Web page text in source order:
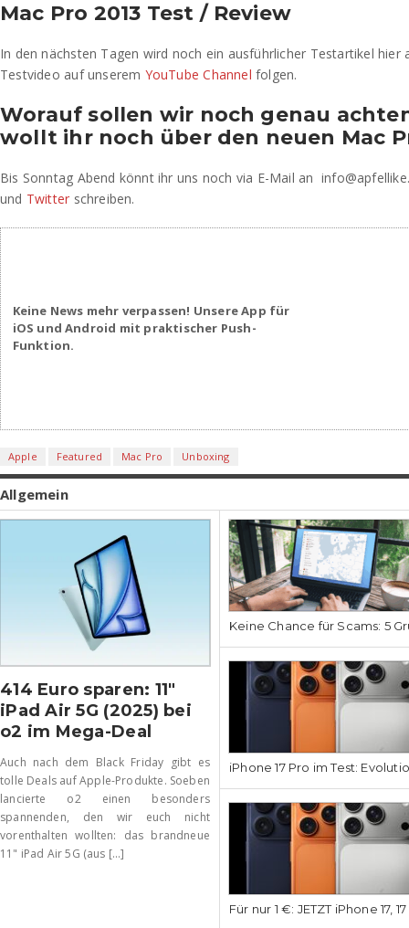
Mac Pro 2013 Test / Review
In den nächsten Tagen wird noch ein ausführlicher Testartikel hier
Testvideo auf unserem YouTube Channel folgen.
Worauf sollen wir noch genau
wollt ihr noch über den neuen Mac
Bis Sonntag Abend könnt ihr uns noch via E-Mail an
und Twitter schreiben.
Keine News mehr verpassen! Unsere App für
iOS und Android mit praktischer Push-
Funktion.
Apple Featured Mac Pro Unboxing
Allgemein
414 Euro sparen: 11″
iPad Air 5G (2025) bei
o2 im Mega-Deal
Auch nach dem Black Friday gibt es
tolle Deals auf Apple-Produkte. Soeben
lancierte o2 einen besonders
spannenden, den wir euch nicht
vorenthalten wollten: das brandneue
11" iPad Air 5G (aus [...]
Keine Chance für Scams: 5
iPhone 17 Pro im Test:
Für nur 1 €: JETZT iPhone 17,